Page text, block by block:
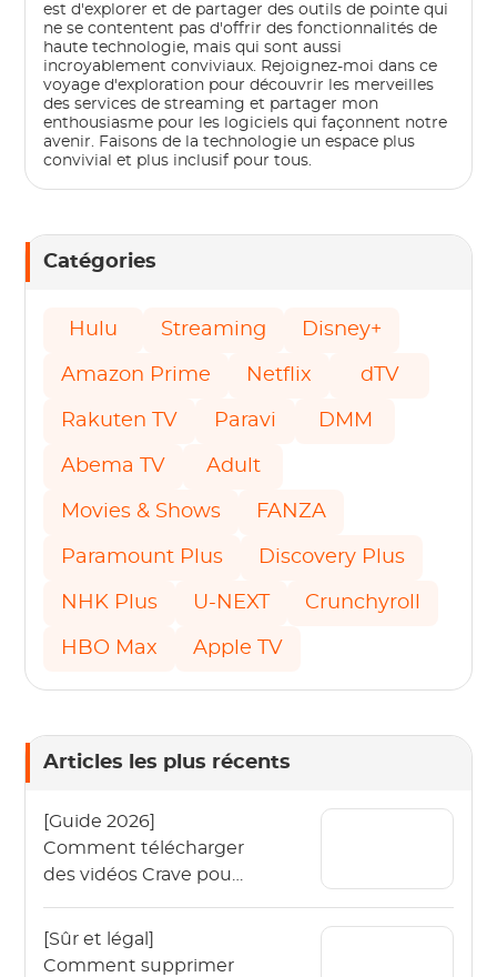
est d'explorer et de partager des outils de pointe qui
ne se contentent pas d'offrir des fonctionnalités de
haute technologie, mais qui sont aussi
incroyablement conviviaux. Rejoignez-moi dans ce
voyage d'exploration pour découvrir les merveilles
des services de streaming et partager mon
enthousiasme pour les logiciels qui façonnent notre
avenir. Faisons de la technologie un espace plus
convivial et plus inclusif pour tous.
Catégories
Hulu Streaming Disney+
Amazon Prime Netflix dTV
Rakuten TV Paravi DMM
Abema TV Adult
Movies & Shows FANZA
Paramount Plus Discovery Plus
NHK Plus U-NEXT Crunchyroll
HBO Max Apple TV
Articles les plus récents
[Guide 2026]
Comment télécharger
des vidéos Crave pour
?
[Sûr et légal]
Comment supprimer